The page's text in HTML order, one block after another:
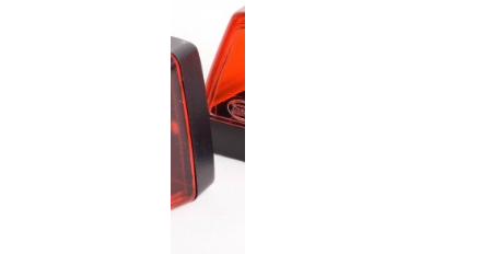
productpagina